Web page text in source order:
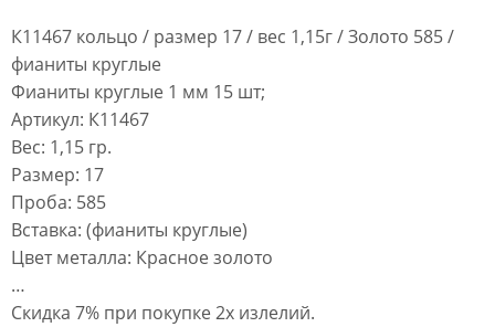
К11467 кольцо / размер 17 / вес 1,15г / Золото 585 /
фианиты круглые
Фианиты круглые 1 мм 15 шт;
Артикул: К11467
Вес: 1,15 гр.
Размер: 17
Проба: 585
Вставка: (фианиты круглые)
Цвет металла: Красное золото
…
Скидка 7% при покупке 2х излелий.